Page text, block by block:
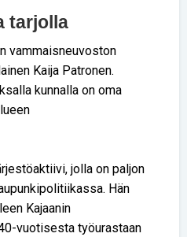
tarjolla
vammaisneuvoston
Kaija Patronen.
kunnalla on oma
jolla on paljon
Hän
Kajaanin
vuotisesta työurastaan